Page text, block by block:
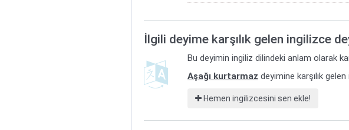
İlgili deyime karşılık gelen ingilizce
Bu deyimin ingiliz dilindeki anlam olarak
Aşağı kurtarmaz deyimine karşılık
Hemen ingilizcesini sen ekle!